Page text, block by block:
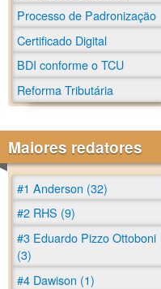
Processo de Padronização
Certificado Digital
BDI conforme o TCU
Reforma Tributária
Maiores redatores
#1 Anderson (32)
#2 RHS (9)
#3 Eduardo Pizzo Ottoboni
(3)
#4 Dawison (1)